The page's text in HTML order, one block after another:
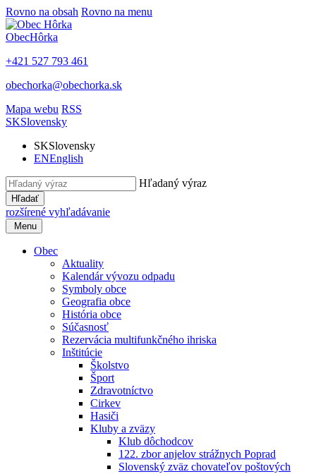
Rovno na obsah Rovno na menu
ObecHôrka
+421 527 793 461
obechorka@obechorka.sk
Mapa webu RSS
SKSlovensky
SKSlovensky
ENEnglish
Hľadaný výraz
Hľadať
rozšírené vyhľadávanie
Menu
Obec
Aktuality
Kalendár vývozu odpadu
Symboly obce
Geografia obce
História obce
Súčasnosť
Rezervácia multifunkčného ihriska
Inštitúcie
Školstvo
Šport
Zdravotníctvo
Cirkev
Hasiči
Kluby a zväzy
Klub dôchodcov
122. zbor anjelov strážnych Poprad
Slovenský zväz chovateľov poštových